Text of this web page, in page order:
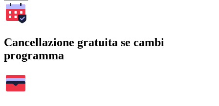
Cancellazione gratuita se cambi
programma